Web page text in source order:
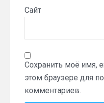
Сайт
Сохранить моё имя,
этом браузере для
комментариев.